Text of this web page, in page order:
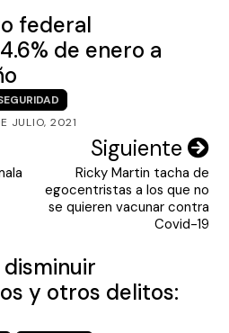
federal
de enero a
JULIO, 2021
Siguiente
Ricky Martin tacha de
egocentristas a los que no
se quieren vacunar contra
Covid-19
y otros delitos: